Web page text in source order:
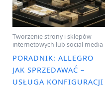
Tworzenie strony i sklepów
internetowych lub social media
PORADNIK: ALLEGRO
JAK SPRZEDAWAĆ –
USŁUGA KONFIGURACJI